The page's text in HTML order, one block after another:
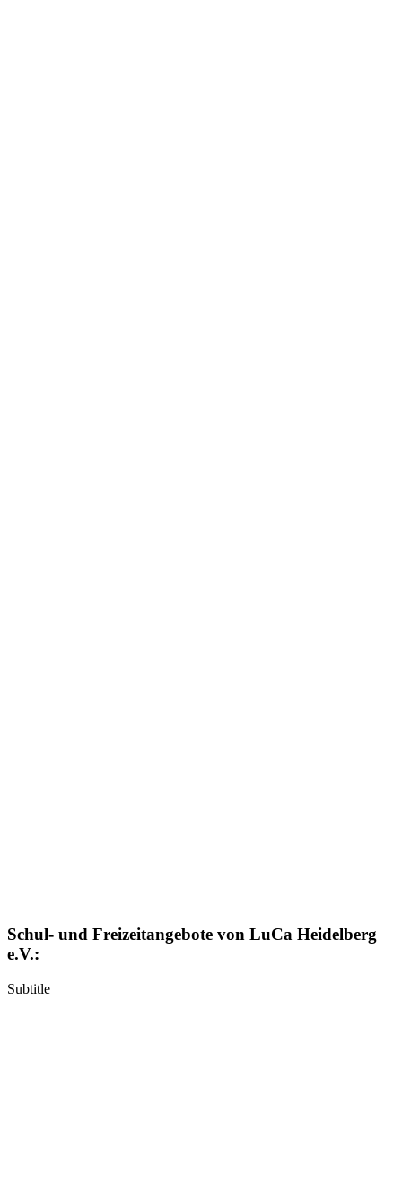
Schul- und Freizeitangebote von LuCa Heidelberg
e.V.:
Subtitle